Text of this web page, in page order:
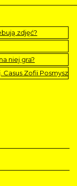
zdjęć?
niej gra?
Zofii Posmysz